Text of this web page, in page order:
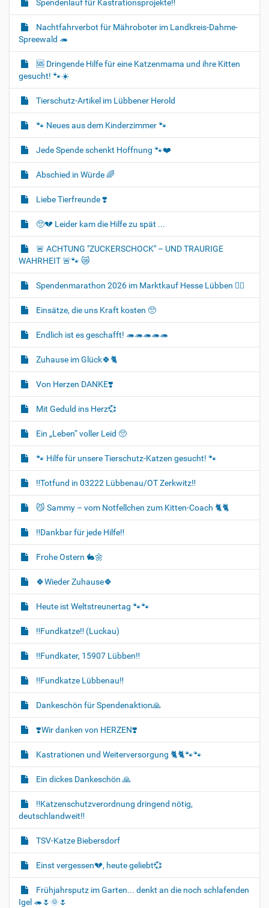
Spendenlauf für Kastrationsprojekte‼️
Nachtfahrverbot für Mähroboter im Landkreis-Dahme-
Spreewald 🦔
🆘️ Dringende Hilfe für eine Katzenmama und ihre Kitten
gesucht! 🐾☀️
Tierschutz-Artikel im Lübbener Herold
🐾 Neues aus dem Kinderzimmer 🐾
Jede Spende schenkt Hoffnung 🐾❤️
Abschied in Würde 🌈
Liebe Tierfreunde ❣️
🥺💔 Leider kam die Hilfe zu spät ...
🚨 ACHTUNG "ZUCKERSCHOCK" – UND TRAURIGE
WAHRHEIT 🚨🐾 😿
Spendenmarathon 2026 im Marktkauf Hesse Lübben 👍🏻
Einsätze, die uns Kraft kosten 🥺
Endlich ist es geschafft! 🦔🦔🦔🦔🦔
Zuhause im Glück🍀🐈‍
Von Herzen DANKE❣️
Mit Geduld ins Herz💞
Ein „Leben“ voller Leid 🥺
🐾 Hilfe für unsere Tierschutz-Katzen gesucht! 🐾
‼️Totfund in 03222 Lübbenau/OT Zerkwitz‼️
😼 Sammy – vom Notfellchen zum Kitten-Coach 🐈🐈‍
‼️Dankbar für jede Hilfe‼️
Frohe Ostern 🐇🌼
🍀Wieder Zuhause🍀
Heute ist Weltstreunertag 🐾🐾
‼️Fundkatze‼️ (Luckau)
‼️Fundkater, 15907 Lübben‼️
‼️Fundkatze Lübbenau‼️
Dankeschön für Spendenaktion🙏
❣️Wir danken von HERZEN❣️
Kastrationen und Weiterversorgung 🐈‍🐈🐾🐾
Ein dickes Dankeschön 🙏
‼️Katzenschutzverordnung dringend nötig,
deutschlandweit‼️
TSV-Katze Biebersdorf
Einst vergessen💔, heute geliebt💞
Frühjahrsputz im Garten... denkt an die noch schlafenden
Igel 🦔🌷🌞🌷